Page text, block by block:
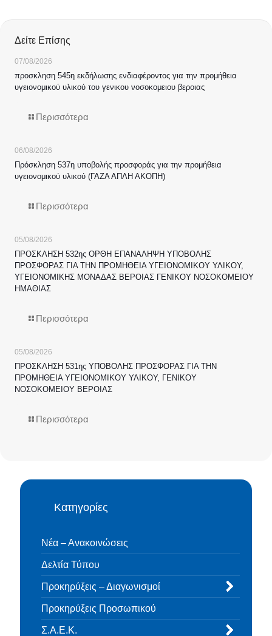
Δείτε Επίσης
07/08/2026
προσκληση 545η εκδήλωσης ενδιαφέροντος για την προμήθεια
υγειονομικού υλικού του γενικου νοσοκομειου βεροιας
Περισσότερα
06/08/2026
Πρόσκληση 537η υποβολής προσφοράς για την προμήθεια
υγειονομικού υλικού (ΓΑΖΑ ΑΠΛΗ ΑΚΟΠΗ)
Περισσότερα
05/08/2026
ΠΡΟΣΚΛΗΣΗ 532ης ΟΡΘΗ ΕΠΑΝΑΛΗΨΗ ΥΠΟΒΟΛΗΣ
ΠΡΟΣΦΟΡΑΣ ΓΙΑ ΤΗΝ ΠΡΟΜΗΘΕΙΑ ΥΓΕΙΟΝΟΜΙΚΟΥ ΥΛΙΚΟΥ,
ΥΓΕΙΟΝΟΜΙΚΗΣ ΜΟΝΑΔΑΣ ΒΕΡΟΙΑΣ ΓΕΝΙΚΟΥ ΝΟΣΟΚΟΜΕΙΟΥ
ΗΜΑΘΙΑΣ
Περισσότερα
05/08/2026
ΠΡΟΣΚΛΗΣΗ 531ης ΥΠΟΒΟΛΗΣ ΠΡΟΣΦΟΡΑΣ ΓΙΑ ΤΗΝ
ΠΡΟΜΗΘΕΙΑ ΥΓΕΙΟΝΟΜΙΚΟΥ ΥΛΙΚΟΥ, ΓΕΝΙΚΟΥ
ΝΟΣΟΚΟΜΕΙΟΥ ΒΕΡΟΙΑΣ
Περισσότερα
Κατηγορίες
Νέα – Ανακοινώσεις
Δελτία Τύπου
Προκηρύξεις – Διαγωνισμοί
Προκηρύξεις Προσωπικού
Σ.Α.Ε.Κ.